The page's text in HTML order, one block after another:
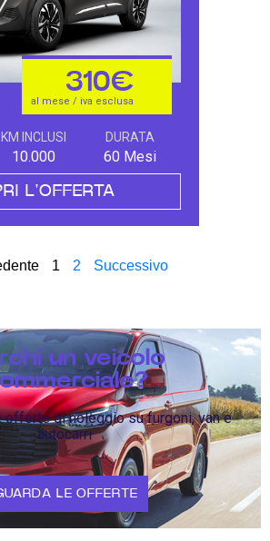
310€
al mese / iva esclusa
KM INCLUSI
10.000
DURATA
60 Mesi
L'OFFERTA
1 2 Successivo
un veicolo
offerte di noleggio su furgoni, van e
autocarri
LE OFFERTE